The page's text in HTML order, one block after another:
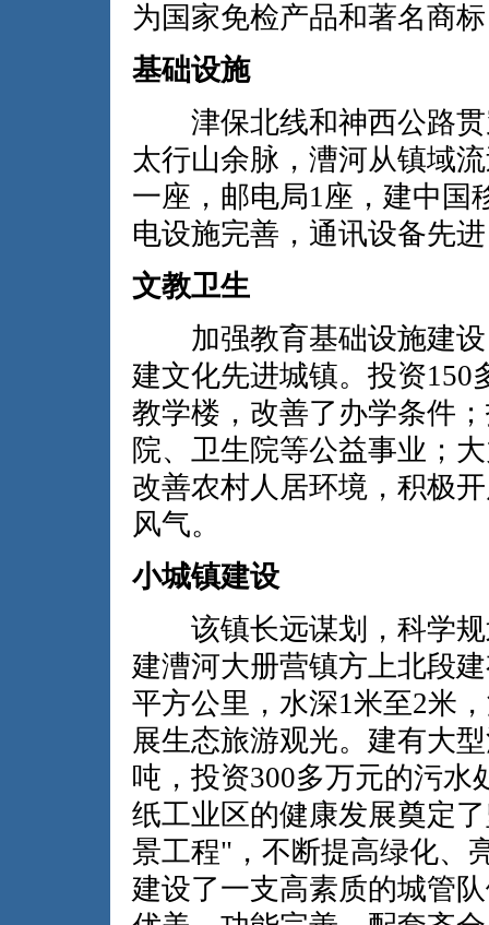
为国家免检产品和著名商
基础设施
津保北线和神西公路贯
太行山余脉，漕河从镇域
一座，邮电局1座，建中国
电设施完善，通讯设备先
文教卫生
加强教育基础设施建设
建文化先进城镇。投资
教学楼，改善了办学条件
院、卫生院等公益事业；
改善农村人居环境，积极
风气。
小城镇建设
该镇长远谋划，科学规
建漕河大册营镇方上北段
平方公里，水深1米至2米
展生态旅游观光。建有大
吨，投资300多万元的污
纸工业区的健康发展奠定
景工程"，不断提高绿化、
建设了一支高素质的城管